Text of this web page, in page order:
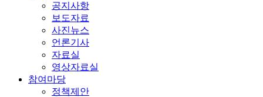
공지사항
보도자료
사진뉴스
언론기사
자료실
영상자료실
참여마당
정책제안